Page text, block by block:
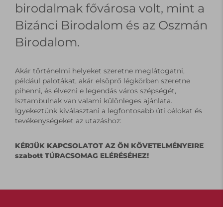
birodalmak fővárosa volt, mint a
Bizánci Birodalom és az Oszmán
Birodalom.
Akár történelmi helyeket szeretne meglátogatni,
például palotákat, akár elsöprő légkörben szeretne
pihenni, és élvezni e legendás város szépségét,
Isztambulnak van valami különleges ajánlata.
Igyekeztünk kiválasztani a legfontosabb úti célokat és
tevékenységeket az utazáshoz:
KÉRJÜK KAPCSOLATOT AZ ÖN KÖVETELMÉNYEIRE
szabott TÚRACSOMAG ELÉRÉSÉHEZ!